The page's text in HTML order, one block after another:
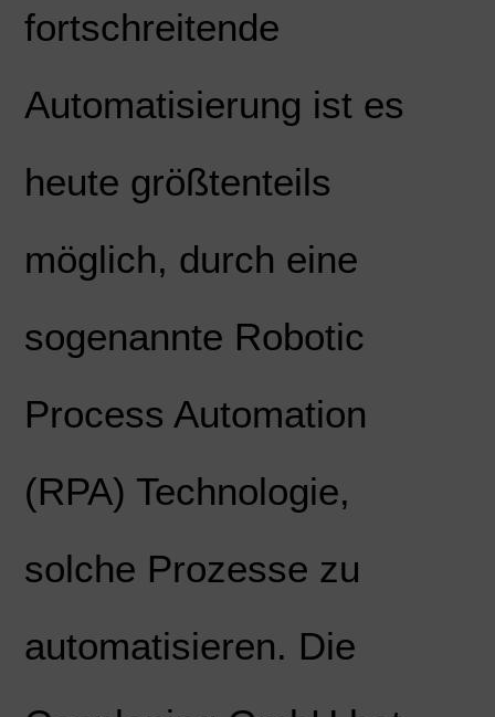
fortschreitende
Automatisierung ist es
heute größtenteils
möglich, durch eine
sogenannte Robotic
Process Automation
(RPA) Technologie,
solche Prozesse zu
automatisieren. Die